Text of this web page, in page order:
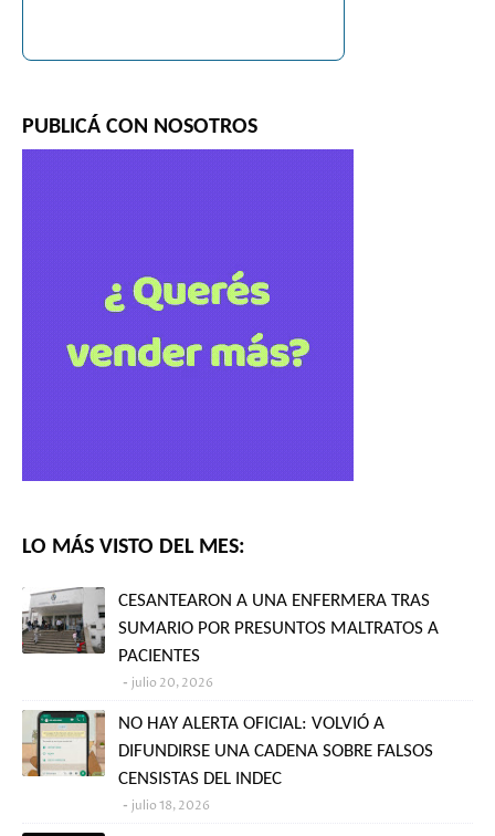
PUBLICÁ CON NOSOTROS
LO MÁS VISTO DEL MES:
CESANTEARON A UNA ENFERMERA TRAS
SUMARIO POR PRESUNTOS MALTRATOS A
PACIENTES
julio 20, 2026
NO HAY ALERTA OFICIAL: VOLVIÓ A
DIFUNDIRSE UNA CADENA SOBRE FALSOS
CENSISTAS DEL INDEC
julio 18, 2026